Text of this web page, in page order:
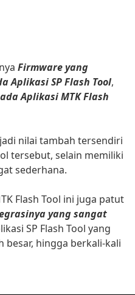
Firmware yang
Aplikasi SP Flash Tool,
Aplikasi MTK Flash
nilai tambah tersendiri
tersebut, selain memiliki
sederhana.
Flash Tool ini juga patut
yang sangat
SP Flash Tool yang
besar, hingga berkali-kali